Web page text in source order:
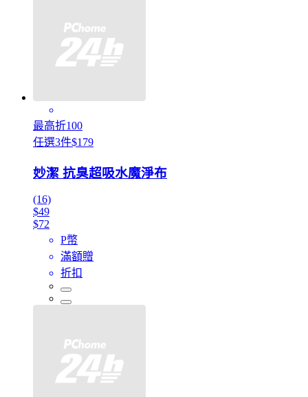
最高折100
任選3件$179
妙潔 抗臭超吸水魔淨布
(16)
$49
$72
P幣
滿額贈
折扣